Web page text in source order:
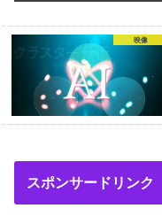
映像
スポンサードリンク